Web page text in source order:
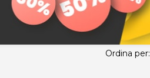
Ordina per: